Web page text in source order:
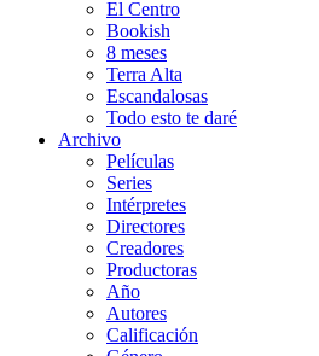
El Centro
Bookish
8 meses
Terra Alta
Escandalosas
Todo esto te daré
Archivo
Películas
Series
Intérpretes
Directores
Creadores
Productoras
Año
Autores
Calificación